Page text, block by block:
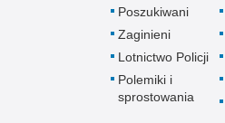
Poszukiwani
Zaginieni
Lotnictwo Policji
Polemiki i
sprostowania